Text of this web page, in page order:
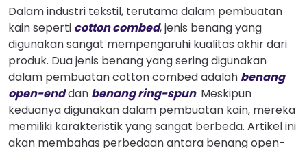
Dalam industri tekstil, terutama dalam pembuatan
kain seperti cotton combed, jenis benang yang
digunakan sangat mempengaruhi kualitas akhir dari
produk. Dua jenis benang yang sering digunakan
dalam pembuatan cotton combed adalah benang
open-enddan benang ring-spun. Meskipun
keduanya digunakan dalam pembuatan kain, mereka
memiliki karakteristik yang sangat berbeda. Artikel ini
akan membahas perbedaan antara benang open-